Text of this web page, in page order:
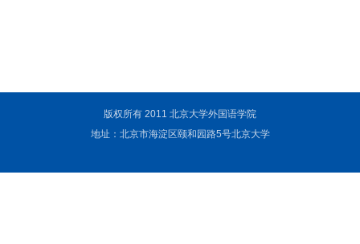
版权所有 2011 北京大学外国语学院
地址：北京市海淀区颐和园路5号北京大学